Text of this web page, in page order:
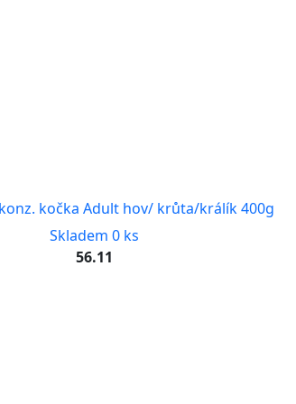
kočka Adult hov/ krůta/králík 400g
Skladem 0 ks
56.11